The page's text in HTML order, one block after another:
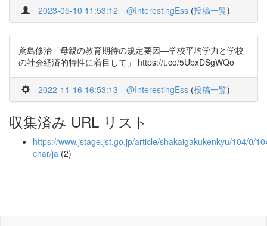
2023-05-10 11:53:12 @InterestingEss (投稿一覧)
鳶島修治「母親の教育期待の規定要因―学校平均学力と学校
の社会経済的特性に着目して」 https://t.co/5UbxDSgWQo
2022-11-16 16:53:13 @InterestingEss (投稿一覧)
収集済み URL リスト
https://www.jstage.jst.go.jp/article/shakaigakukenkyu/104/0/
char/ja (2)